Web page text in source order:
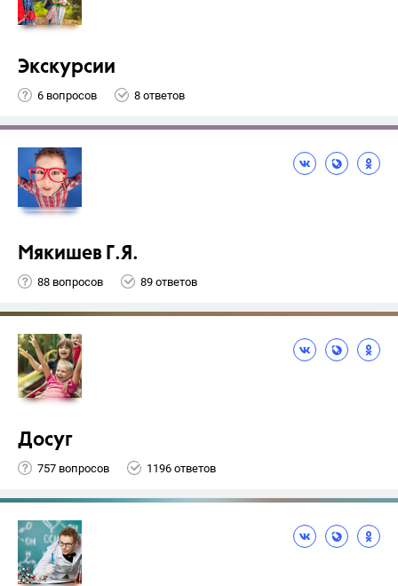
Экскурсии
6 вопросов 8 ответов
Мякишев Г.Я.
88 вопросов 89 ответов
Досуг
757 вопросов 1196 ответов